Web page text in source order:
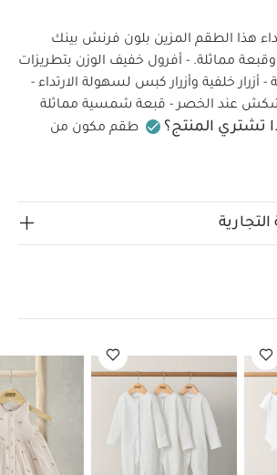
هذا الطقم المزين بلون فرنش بينك
مماثلة. - أفرول خفيف الوزن بتطريزات
خلفية وأزرار كبس لسهولة الارتداء -
عند الخصر - قبعة شمسية مماثلة
تشتري المنتج؟
طقم مكون من
الإرتداء
خفيف الوزن بتطريزات زهرية وحواف
تنظيفًا جافًا
تُغسل الألوان الداكنة
من الداخل إلى الخارج قد يعجبك
واحدة بأكمام قصيرة قماش عضوي بلون أبيض
واحدة عضوية بلون أبيض - 3 قطع
فستان
وبنطال بتطريزات، قطعتين
طقم بلوزة مخططة